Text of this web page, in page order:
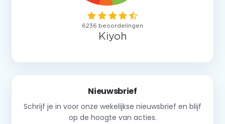
Nieuwsbrief
Schrijf je in voor onze wekelijkse nieuwsbrief en blijf
op de hoogte van acties.